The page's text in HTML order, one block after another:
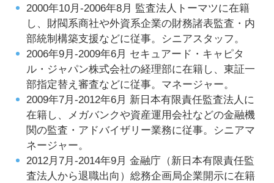
2000年10月-2006年8月 監査法人トーマツに在籍
し、財閥系商社や外資系企業の財務諸表監査・内
部統制構築支援などに従事。シニアスタッフ。
2006年9月-2009年6月 セキュアード・キャピタ
ル・ジャパン株式会社の経理部に在籍し、東証一
部指定替え審査などに従事。マネージャー。
2009年7月-2012年6月 新日本有限責任監査法人に
在籍し、メガバンクや資産運用会社などの金融機
関の監査・アドバイザリー業務に従事。シニアマ
ネージャー。
2012月7月-2014年9月 金融庁（新日本有限責任監
査法人から退職出向）総務企画局企業開示に在籍